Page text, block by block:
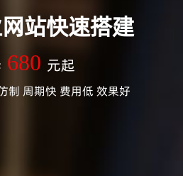
站快速搭建
680 元起
制 周期快 费用低 效果好